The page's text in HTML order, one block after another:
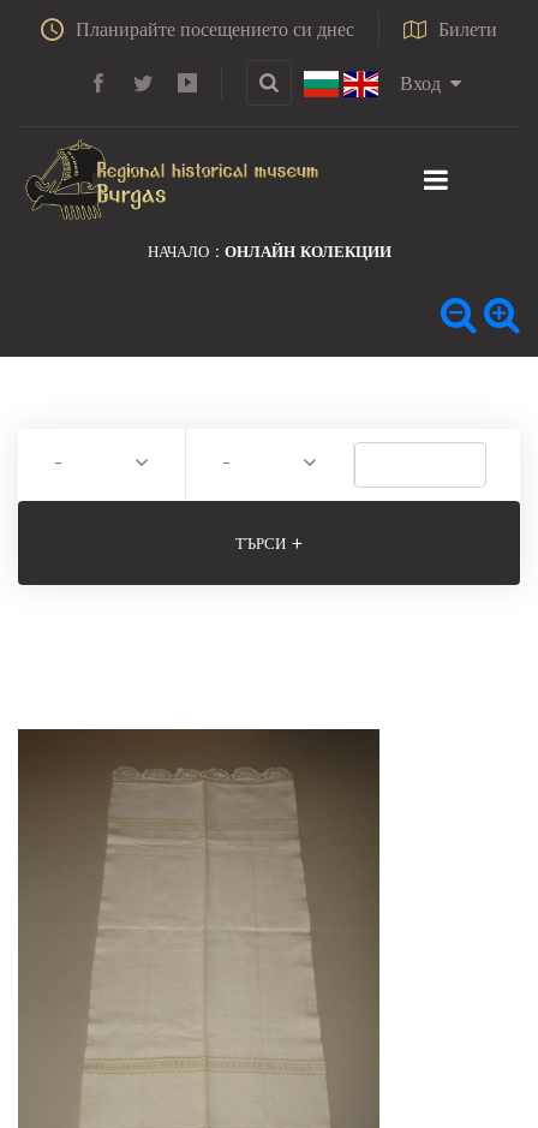
Планирайте посещението си днес Билети
Вход
НАЧАЛО ОНЛАЙН КОЛЕКЦИИ
- -
ТЪРСИ +